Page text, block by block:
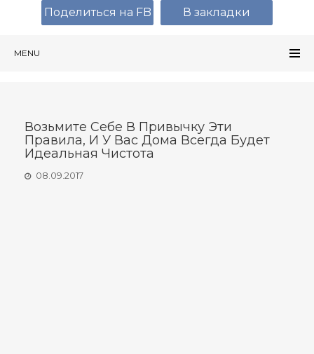
MENU
Возьмите Себе В Привычку Эти
Правила, И У Вас Дома Всегда Будет
Идеальная Чистота
08.09.2017
Поделиться на FB В закладки